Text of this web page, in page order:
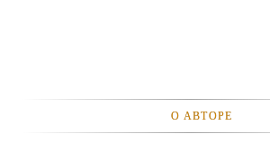
О АВТОРЕ